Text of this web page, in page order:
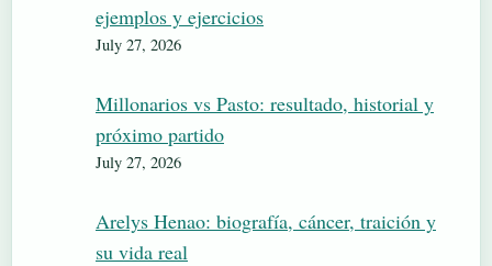
ejemplos y ejercicios
July 27, 2026
Millonarios vs Pasto: resultado, historial y
próximo partido
July 27, 2026
Arelys Henao: biografía, cáncer, traición y
su vida real